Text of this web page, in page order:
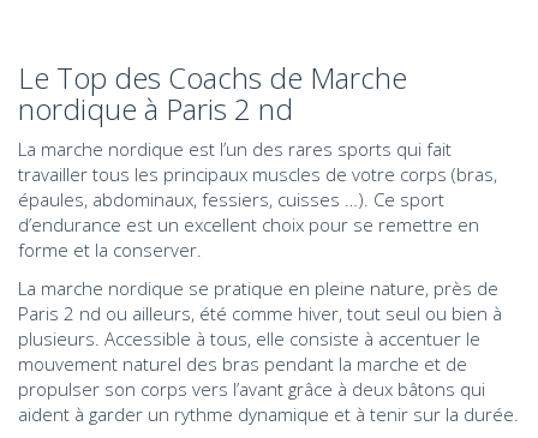
Le Top des Coachs de Marche
nordique à Paris 2 nd
La marche nordique est l’un des rares sports qui fait
travailler tous les principaux muscles de votre corps (bras,
épaules, abdominaux, fessiers, cuisses …). Ce sport
d’endurance est un excellent choix pour se remettre en
forme et la conserver.
La marche nordique se pratique en pleine nature, près de
Paris 2 nd ou ailleurs, été comme hiver, tout seul ou bien à
plusieurs. Accessible à tous, elle consiste à accentuer le
mouvement naturel des bras pendant la marche et de
propulser son corps vers l’avant grâce à deux bâtons qui
aident à garder un rythme dynamique et à tenir sur la durée.